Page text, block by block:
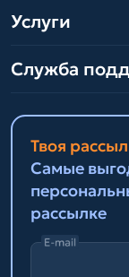
Услуги
Служба
Твоя
Самые
рассылке
E-mail